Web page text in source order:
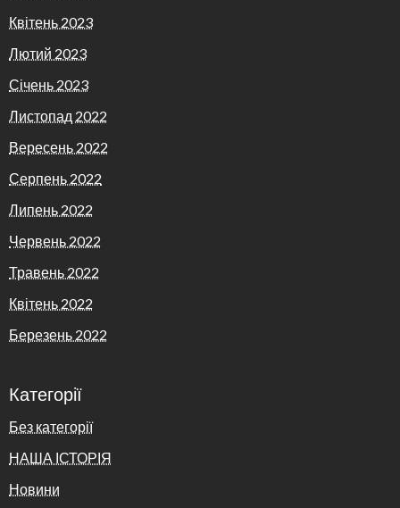
Квітень 2023
Лютий 2023
Січень 2023
Листопад 2022
Вересень 2022
Серпень 2022
Липень 2022
Червень 2022
Травень 2022
Квітень 2022
Березень 2022
Категорії
Без категорії
НАША ІСТОРІЯ
Новини